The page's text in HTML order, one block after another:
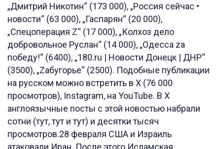
„Дмитрий Никотин“ (173 000), „Россия сейчас •
новости“ (63 000), „Гаспарян“ (20 000),
„Спецоперация Z“ (17 000), „Колхоз дело
добровольное Руслан“ (14 000), „Одесса zа
победу!“ (6400), „180.ru | Новости Донецк | ДНР“
(3500), „Zабугорье“ (2500). Подобные публикации
на русском можно встретить в X (76 000
просмотров), Instagram, на YouTube. В X
англоязычные посты с этой новостью набрали
сотни (тут, тут и тут) и десятки тысяч
просмотров.28 февраля США и Израиль
атаковали Иран. После этого Исламская